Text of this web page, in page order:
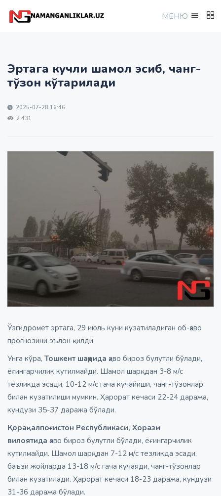
МEНЮ
Эртага кучли шамол эсиб, чанг-
тўзон кўтарилади
2025-07-28 16:46
2 431
Ўзгидромет эртага, 29 июль куни кузатиладиган об-ҳаво
прогнозини эълон қилди.
Унга кўра, Тошкент шаҳрида ҳаво бироз булутли бўлади,
ёғингарчилик кутилмайди. Шамол шарқдан 3-8 м/с
тезликда эсади, 10-12 м/с гача кучайиши, чанг-тўзонлар
билан кузатилиши мумкин. Ҳарорат кечаси 22-24 даража,
кундузи 35-37 даража бўлади.
Қорақалпоғистон Республикаси, Хоразм
вилоятида ҳаво бироз булутли бўлади, ёғингарчилик
кутилмайди. Шамол шарқдан 7-12 м/с тезликда эсади,
баъзи жойларда 13-18 м/с гача кучаяди, чанг-тўзонлар
билан кузатилади. Ҳарорат кечаси 18-23 даража, кундузи
31-36 даража бўлади.